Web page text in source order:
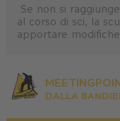
Se non si
al corso di sci, la
apportare
DALLA